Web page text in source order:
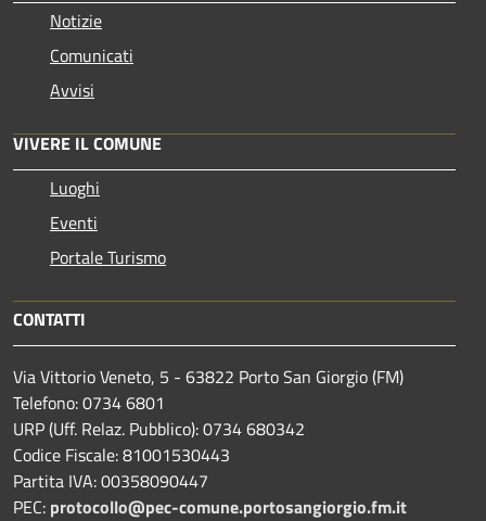
Notizie
Comunicati
Avvisi
VIVERE IL COMUNE
Luoghi
Eventi
Portale Turismo
CONTATTI
Via Vittorio Veneto, 5 - 63822 Porto San Giorgio (FM)
Telefono: 0734 6801
URP (Uff. Relaz. Pubblico): 0734 680342
Codice Fiscale: 81001530443
Partita IVA: 00358090447
PEC: protocollo@pec-comune.portosangiorgio.fm.it